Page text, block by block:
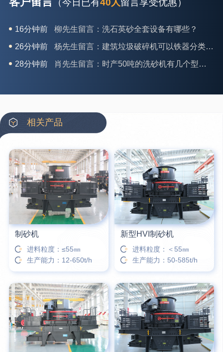
26分钟前 杨先生留言：建筑垃圾破碎机可以铁器分类吗？
28分钟前 肖先生留言：时产50吨的洗砂机有几个型号？
31分钟前 马女士留言：我想咨询一条生产线，你们能做吗？
42分钟前 蒋先生留言：硬岩颚式破碎机带不带电机？
3分钟前 王先生留言：水泥厂熟料能破碎吗？推荐用什么机器？
6分钟前 姚女士留言：这款破碎机一小时产能多大？是用电的还是燃油的？
12分钟前 宋先生留言：50吨左右的制砂机大概什么价位？
16分钟前 柳先生留言：洗石英砂全套设备有哪些？
相关产品
制砂机
进料粒度：≤55㎜
生产能力：12-650t/h
新型HVI制砂机
进料粒度：＜55㎜
生产能力：50-585t/h